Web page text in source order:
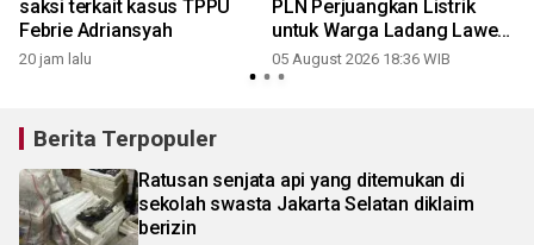
saksi terkait kasus TPPU
Febrie Adriansyah
20 jam lalu
PLN Perjuangkan Listrik
untuk Warga Ladang Laweh
Jelang HUT ke-81 RI
05 August 2026 18:36 WIB
Berita Terpopuler
Ratusan senjata api yang ditemukan di
sekolah swasta Jakarta Selatan diklaim
berizin